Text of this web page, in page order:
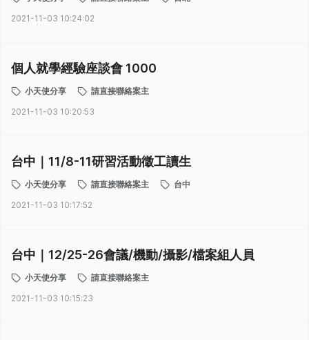
2021-11-03 10:24:02
個人就學經驗座談會 1000
小天使分享
請直接聯絡案主
2021-11-03 10:20:53
台中｜11/8-11研習活動徵工讀生
小天使分享 請直接聯絡案主
台中
2021-11-03 10:17:52
台中｜12/25-26會議/機動/攝影/檔案組人員
小天使分享
請直接聯絡案主
2021-11-03 10:15:23